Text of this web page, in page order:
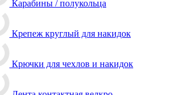
Карабины / полукольца
Крепеж круглый для накидок
Крючки для чехлов и накидок